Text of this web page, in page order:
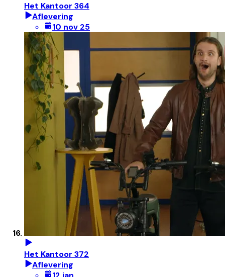
Het Kantoor 364
Aflevering
10 nov 25
Het Kantoor 372
Aflevering